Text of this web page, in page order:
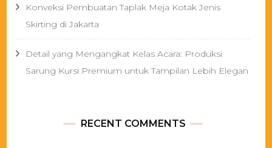
Konveksi Pembuatan Taplak Meja Kotak Jenis
Skirting di Jakarta
Detail yang Mengangkat Kelas Acara: Produksi
Sarung Kursi Premium untuk Tampilan Lebih Elegan
RECENT COMMENTS